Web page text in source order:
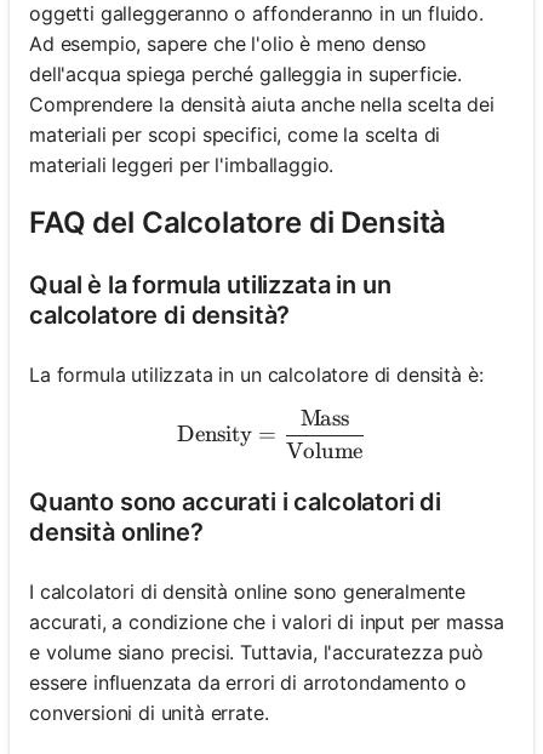
oggetti galleggeranno o affonderanno in un fluido.
Ad esempio, sapere che l'olio è meno denso
dell'acqua spiega perché galleggia in superficie.
Comprendere la densità aiuta anche nella scelta dei
materiali per scopi specifici, come la scelta di
materiali leggeri per l'imballaggio.
FAQ del Calcolatore di Densità
Qual è la formula utilizzata in un
calcolatore di densità?
La formula utilizzata in un calcolatore di densità è:
\text{Density} =
Density =
Volume
Mass
Quanto sono accurati i calcolatori di
densità online?
I calcolatori di densità online sono generalmente
accurati, a condizione che i valori di input per massa
e volume siano precisi. Tuttavia, l'accuratezza può
essere influenzata da errori di arrotondamento o
conversioni di unità errate.